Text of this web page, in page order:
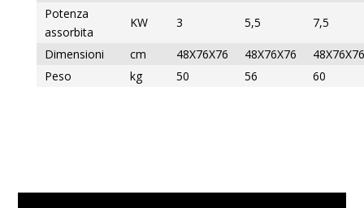
Potenza
assorbita
KW 3 5,5 7,5
Dimensioni cm 48X76X76 48X76X76
48X76X76
Peso
kg 50 56 60